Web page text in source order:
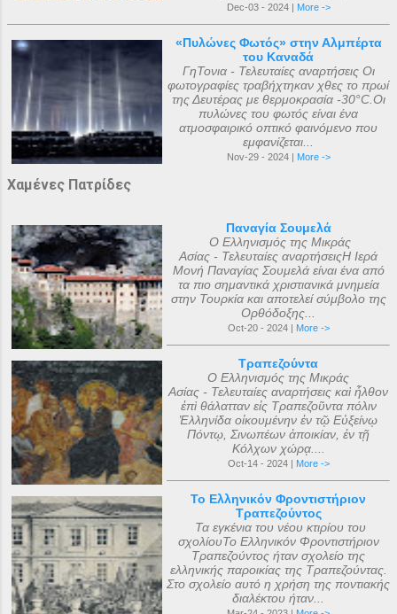
Dec-03 - 2024 | More ->
«Πυλώνες Φωτός» στην Αλμπέρτα
του Καναδά
ΓηΤονια - Τελευταίες αναρτήσεις Οι
φωτογραφίες τραβήχτηκαν χθες το πρωί
της Δευτέρας με θερμοκρασία -30°C.Οι
πυλώνες του φωτός είναι ένα
ατμοσφαιρικό οπτικό φαινόμενο που
εμφανίζεται...
Nov-29 - 2024 | More ->
Χαμένες Πατρίδες
Παναγία Σουμελά
Ο Ελληνισμός της Μικράς
Ασίας - Τελευταίες αναρτήσειςΗ Ιερά
Μονή Παναγίας Σουμελά είναι ένα από
τα πιο σημαντικά χριστιανικά μνημεία
στην Τουρκία και αποτελεί σύμβολο της
Ορθόδοξης...
Oct-20 - 2024 | More ->
Τραπεζούντα
Ο Ελληνισμός της Μικράς
Ασίας - Τελευταίες αναρτήσεις καὶ ἦλθον
ἐπὶ θάλατταν εἰς Τραπεζοῦντα πόλιν
Ἑλληνίδα οἰκουμένην ἐν τῷ Εὐξείνῳ
Πόντῳ, Σινωπέων ἀποικίαν, ἐν τῇ
Κόλχων χώρᾳ....
Oct-14 - 2024 | More ->
Το Ελληνικόν Φροντιστήριον
Τραπεζούντος
Τα εγκένια του νέου κτιρίου του
σχολίουΤο Ελληνικόν Φροντιστήριον
Τραπεζούντος ήταν σχολείο της
ελληνικής παροικίας της Τραπεζούντας.
Στο σχολείο αυτό η χρήση της ποντιακής
διαλέκτου ήταν...